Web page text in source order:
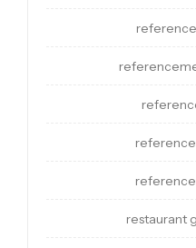
restaurant